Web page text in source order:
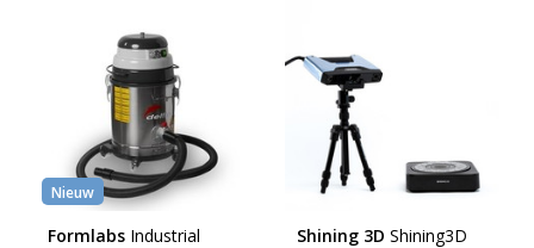
Nieuw
Formlabs Industrial
Shining 3D Shining3D